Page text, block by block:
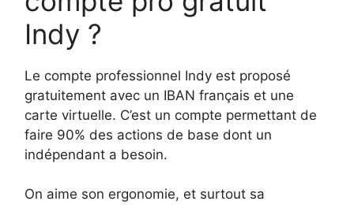
Indy ?
Le compte professionnel Indy est proposé
gratuitement avec un IBAN français et une
carte virtuelle. C’est un compte permettant de
faire 90% des actions de base dont un
indépendant a besoin.
On aime son ergonomie, et surtout sa